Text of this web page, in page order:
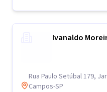
Ivanaldo
Rua Paulo Setúbal 179,
Campos-SP